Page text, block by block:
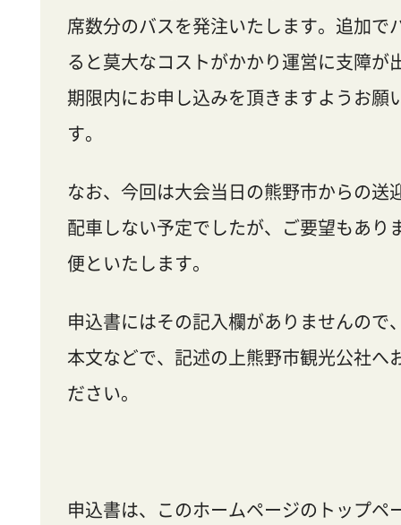
席数分のバスを発注いたします。追加で
ると莫大なコストがかかり運営に支障が
期限内にお申し込みを頂きますようお願
す。
なお、今回は大会当日の熊野市からの送
配車しない予定でしたが、ご要望もあり
便といたします。
申込書にはその記入欄がありませんので
本文などで、記述の上熊野市観光公社へ
ださい。
申込書は、このホームページのトップペ